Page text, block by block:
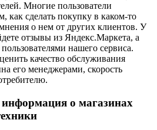
Многие пользователи
как сделать покупку в каком-то
о нем от других клиентов. У
отзывы из Яндекс.Маркета, а
нашего сервиса.
качество обслуживания
его менеджерами, скорость
о магазинах